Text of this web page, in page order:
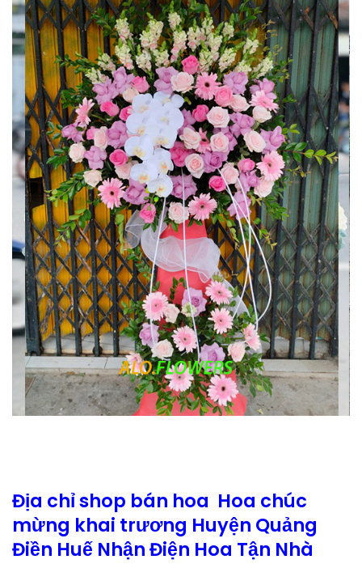
Địa chỉ shop bán hoa Hoa chúc
mừng khai trương Huyện Quảng
Điền Huế Nhận Điện Hoa Tận Nhà